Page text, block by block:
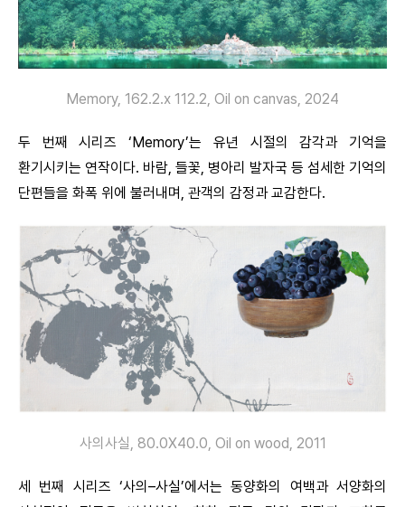
Memory, 162.2.x 112.2, Oil on canvas, 2024
두 번째 시리즈 ‘Memory’는 유년 시절의 감각과 기억을
환기시키는 연작이다. 바람, 들꽃, 병아리 발자국 등 섬세한 기억의
단편들을 화폭 위에 불러내며, 관객의 감정과 교감한다.
사의사실, 80.0X40.0, Oil on wood, 2011
세 번째 시리즈 ‘사의–사실’에서는 동양화의 여백과 서양화의